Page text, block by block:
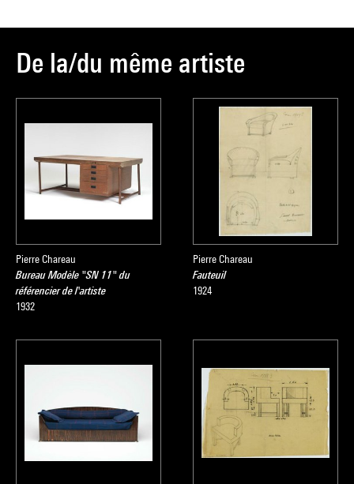
De la/du même artiste
Pierre Chareau
Bureau Modèle "SN 11" du
référencier de l'artiste
1932
Pierre Chareau
Fauteuil
1924